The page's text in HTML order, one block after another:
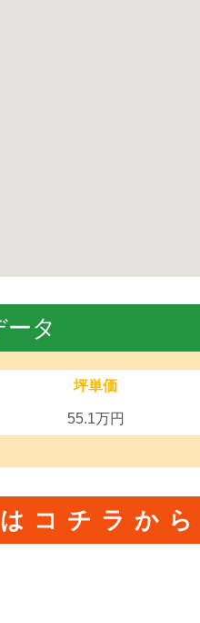
タ
坪単価
55.1万円
コチラから